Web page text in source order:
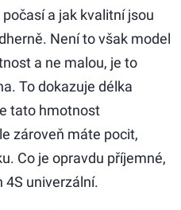
a jak kvalitní jsou
Není to však model
a ne malou, je to
To dokazuje délka
tato hmotnost
zároveň máte pocit,
Co je opravdu příjemné,
4S univerzální.